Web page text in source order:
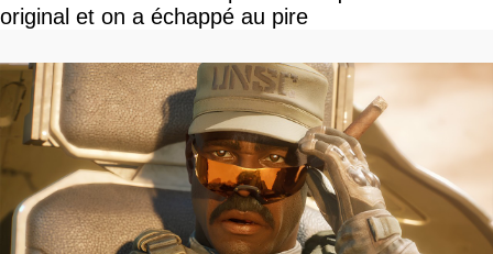
original et on a échappé au pire